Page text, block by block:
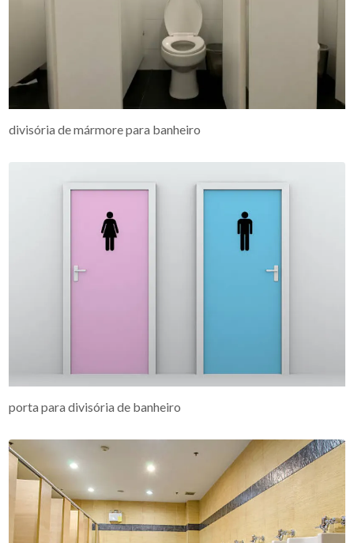
divisória de mármore para banheiro
porta para divisória de banheiro